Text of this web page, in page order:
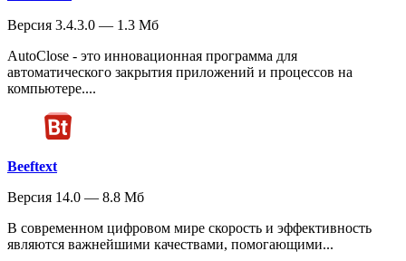
Версия 3.4.3.0 — 1.3 Мб
AutoClose - это инновационная программа для
автоматического закрытия приложений и процессов на
компьютере....
Beeftext
Версия 14.0 — 8.8 Мб
В современном цифровом мире скорость и эффективность
являются важнейшими качествами, помогающими...